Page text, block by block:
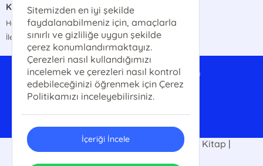
KURUMSAL
Hakkımızda
İletişim
anayurttoptan@gmail.com
0542 324 89 34
2025 Anayurt Kitap |Kitap Fuarı | Ucuz Kitap |
Kitap10tl. Her hakkı saklıdır.
Sitemizden en iyi şekilde
faydalanabilmeniz için, amaçlarla
sınırlı ve gizliliğe uygun şekilde
çerez konumlandırmaktayız.
Çerezleri nasıl kullandığımızı
incelemek ve çerezleri nasıl kontrol
edebileceğinizi öğrenmek için Çerez
Politikamızı inceleyebilirsiniz.
İçeriği İncele